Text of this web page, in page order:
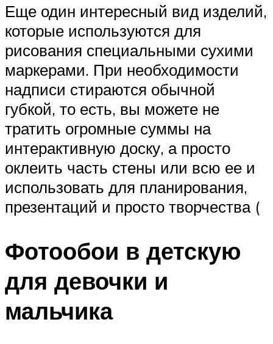
Еще один интересный вид изделий,
которые используются для
рисования специальными сухими
маркерами. При необходимости
надписи стираются обычной
губкой, то есть, вы можете не
тратить огромные суммы на
интерактивную доску, а просто
оклеить часть стены или всю ее и
использовать для планирования,
презентаций и просто творчества (
Фотообои в детскую
для девочки и
мальчика